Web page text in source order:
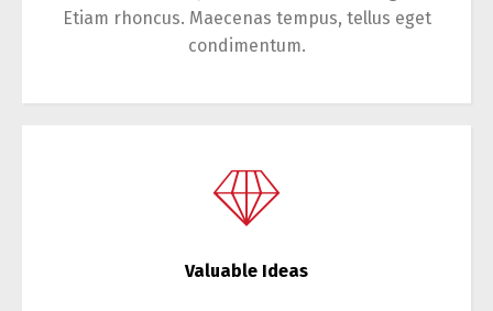
Etiam rhoncus. Maecenas tempus, tellus eget
condimentum.
Valuable Ideas